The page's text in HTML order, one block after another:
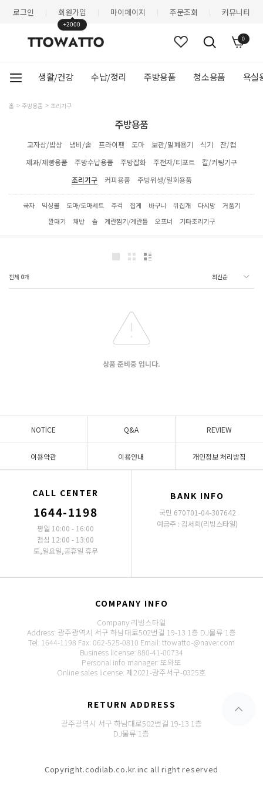
로그인 회원가입
+2000
마이페이지 주문조회 커뮤니티
0
생활/건강 수납/정리 주방용품 청소용품 욕실
홈 주방용품 조리기구
주방용품
교자상/밥상 냄비/솥 프라이팬 도마 보관/밀폐용기 식기
잔/컵
제과/제빵용품
주방수납용품 주방잡화 주전자/티포트
칼/커팅기구
조리기구
커피용품 주방위생/일회용품
국자 믹싱볼 도마/도마세트 주걱 집게 바구니 뒤집개 다시망
거품기
깔때기
채반 솔 계란찜기/계란틀 오프너 기타조리기구
전체 0개
상품 준비중 입니다.
NOTICE Q&A REVIEW
이용약관 이용안내 개인정보 처리방침
CALL CENTER
1644-1198
평일 10:00 - 16:00
점심 12:00 - 13:00
토,일요일,공휴일 휴무
BANK INFO
국민 670701-04-307642
예금주 : 김서희(리빙스타일)
COMPANY INFO
Company:리빙스타일
Address: 광주광역시 서구 하남대로502번길 19-13 1층 DJ물류 1층
Tel: 1644-1198 Fax: 062-525-0810 Email: ttowatto-@naver.com
Business license: 880-41-00734
Personal info manager: 또와또
Online sales license: 제2021-광주서구-0325호
RETURN ADDRESS
광주광역시 서구 하남대로502번길 19-13 1층
DJ물류 1층
Copyright.codilab.co.kr.inc all right reserved